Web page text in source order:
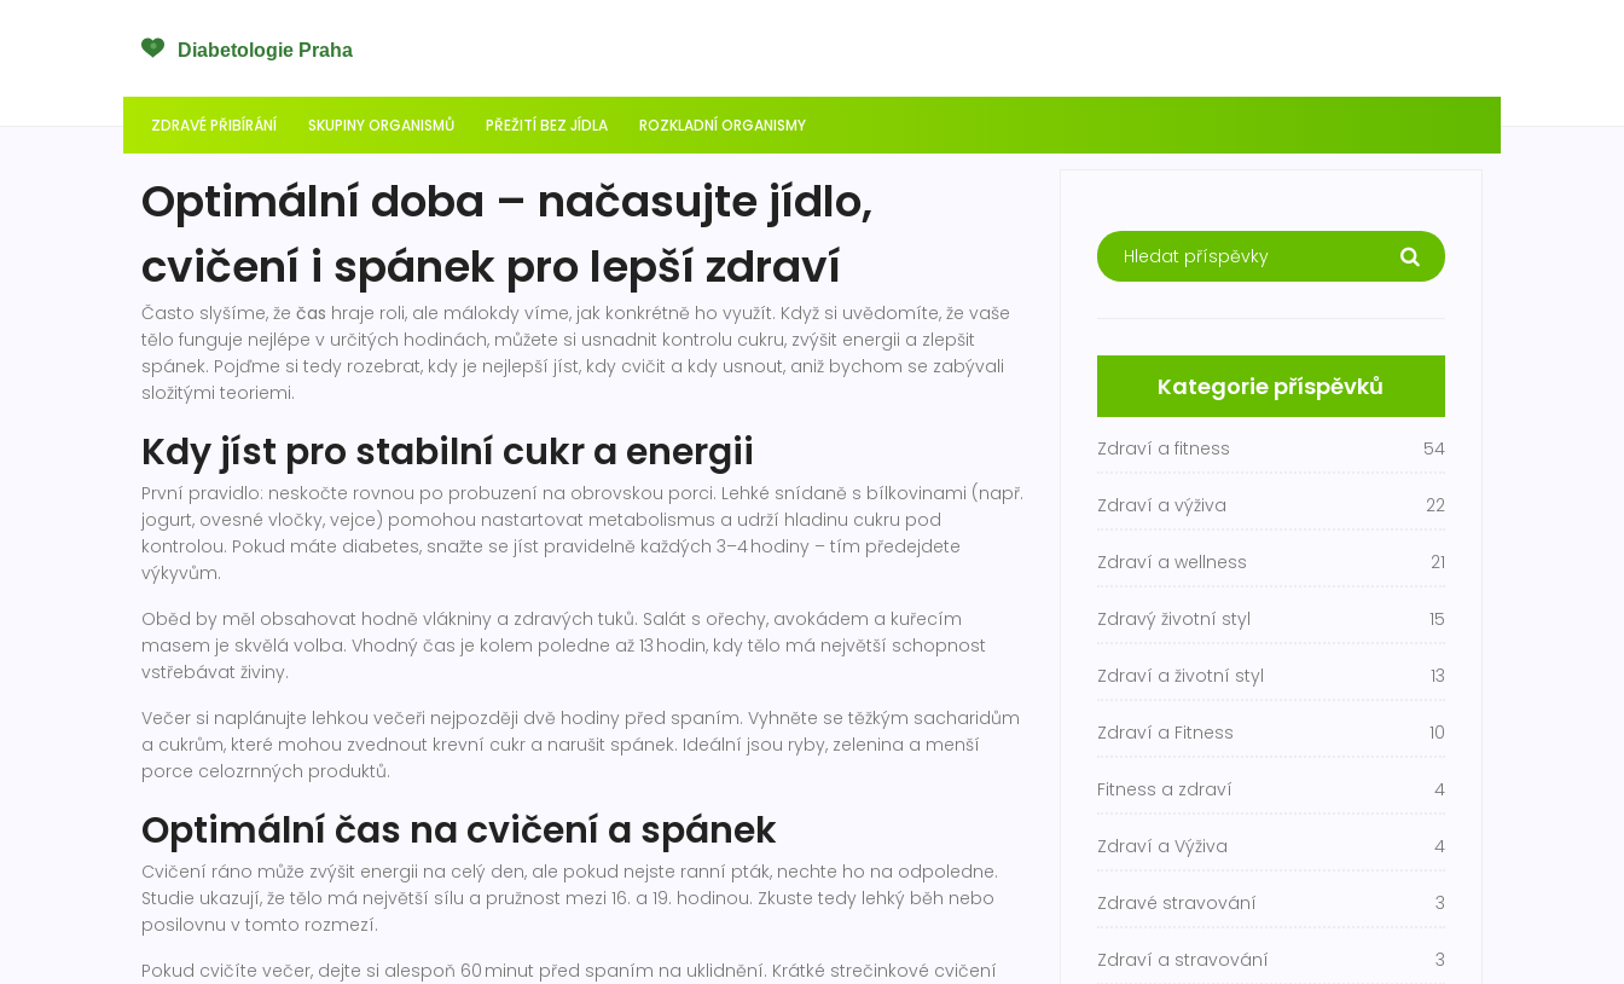
ZDRAVÉ PŘIBÍRÁNÍ SKUPINY ORGANISMŮ PŘEŽITÍ BEZ JÍDLA ROZKLADNÍ ORGANISMY
Optimální doba – načasujte jídlo,
cvičení i spánek pro lepší zdraví
Často slyšíme, že čas hraje roli, ale málokdy víme, jak konkrétně ho využít. Když si uvědomíte, že vaše
tělo funguje nejlépe v určitých hodinách, můžete si usnadnit kontrolu cukru, zvýšit energii a zlepšit
spánek. Pojďme si tedy rozebrat, kdy je nejlepší jíst, kdy cvičit a kdy usnout, aniž bychom se zabývali
složitými teoriemi.
Kdy jíst pro stabilní cukr a energii
První pravidlo: neskočte rovnou po probuzení na obrovskou porci. Lehké snídaně s bílkovinami (např.
jogurt, ovesné vločky, vejce) pomohou nastartovat metabolismus a udrží hladinu cukru pod
kontrolou. Pokud máte diabetes, snažte se jíst pravidelně každých 3–4 hodiny – tím předejdete
výkyvům.
Oběd by měl obsahovat hodně vlákniny a zdravých tuků. Salát s ořechy, avokádem a kuřecím
masem je skvělá volba. Vhodný čas je kolem poledne až 13 hodin, kdy tělo má největší schopnost
vstřebávat živiny.
Večer si naplánujte lehkou večeři nejpozději dvě hodiny před spaním. Vyhněte se těžkým sacharidům
a cukrům, které mohou zvednout krevní cukr a narušit spánek. Ideální jsou ryby, zelenina a menší
porce celozrnných produktů.
Optimální čas na cvičení a spánek
Cvičení ráno může zvýšit energii na celý den, ale pokud nejste ranní pták, nechte ho na odpoledne.
Studie ukazují, že tělo má největší sílu a pružnost mezi 16. a 19. hodinou. Zkuste tedy lehký běh nebo
posilovnu v tomto rozmezí.
Pokud cvičíte večer, dejte si alespoň 60 minut před spaním na uklidnění. Krátké strečinkové cvičení
Kategorie příspěvků
Zdraví a fitness 54
Zdraví a výživa 22
Zdraví a wellness 21
Zdravý životní styl 15
Zdraví a životní styl 13
Zdraví a Fitness 10
Fitness a zdraví 4
Zdraví a Výživa 4
Zdravé stravování 3
Zdraví a stravování 3